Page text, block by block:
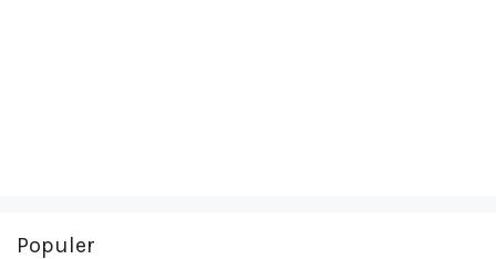
Populer